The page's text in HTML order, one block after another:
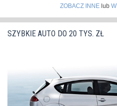
ZOBACZ INNElub
SZYBKIE AUTO DO 20 TYS. ZŁ